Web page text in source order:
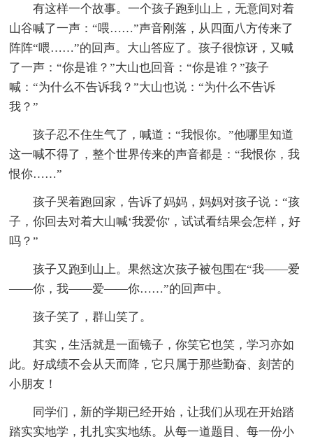
有这样一个故事。一个孩子跑到山上，无意间对着
山谷喊了一声：“喂……”声音刚落，从四面八方传来了
阵阵“喂……”的回声。大山答应了。孩子很惊讶，又喊
了一声：“你是谁？”大山也回音：“你是谁？”孩子
喊：“为什么不告诉我？”大山也说：“为什么不告诉
我？”
孩子忍不住生气了，喊道：“我恨你。”他哪里知道
这一喊不得了，整个世界传来的声音都是：“我恨你，我
恨你……”
孩子哭着跑回家，告诉了妈妈，妈妈对孩子说：“孩
子，你回去对着大山喊‘我爱你'，试试看结果会怎样，好
吗？”
孩子又跑到山上。果然这次孩子被包围在“我——爱
——你，我——爱——你……”的回声中。
孩子笑了，群山笑了。
其实，生活就是一面镜子，你笑它也笑，学习亦如
此。好成绩不会从天而降，它只属于那些勤奋、刻苦的
小朋友！
同学们，新的学期已经开始，让我们从现在开始踏
踏实实地学，扎扎实实地练。从每一道题目、每一份小